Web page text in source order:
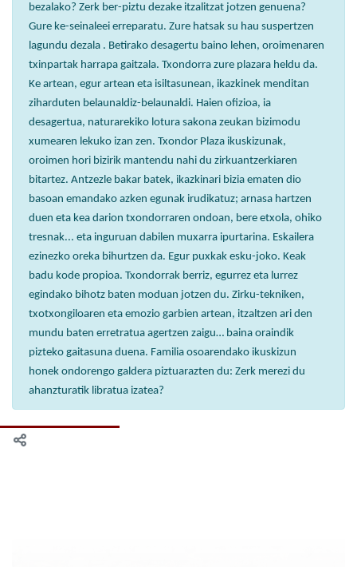
bezalako? Zerk ber-piztu dezake itzalitzat jotzen genuena?
Gure ke-seinaleei erreparatu. Zure hatsak su hau suspertzen
lagundu dezala . Betirako desagertu baino lehen, oroimenaren
txinpartak harrapa gaitzala. Txondorra zure plazara heldu da.
Ke artean, egur artean eta isiltasunean, ikazkinek menditan
ziharduten belaunaldiz-belaunaldi. Haien ofizioa, ia
desagertua, naturarekiko lotura sakona zeukan bizimodu
xumearen lekuko izan zen. Txondor Plaza ikuskizunak,
oroimen hori bizirik mantendu nahi du zirkuantzerkiaren
bitartez. Antzezle bakar batek, ikazkinari bizia ematen dio
basoan emandako azken egunak irudikatuz; arnasa hartzen
duen eta kea darion txondorraren ondoan, bere etxola, ohiko
tresnak... eta inguruan dabilen muxarra ipurtarina. Eskailera
ezinezko oreka bihurtzen da. Egur puxkak esku-joko. Keak
badu kode propioa. Txondorrak berriz, egurrez eta lurrez
egindako bihotz baten moduan jotzen du. Zirku-tekniken,
txotxongiloaren eta emozio garbien artean, itzaltzen ari den
mundu baten erretratua agertzen zaigu… baina oraindik
pizteko gaitasuna duena. Familia osoarendako ikuskizun
honek ondorengo galdera piztuarazten du: Zerk merezi du
ahanzturatik libratua izatea?